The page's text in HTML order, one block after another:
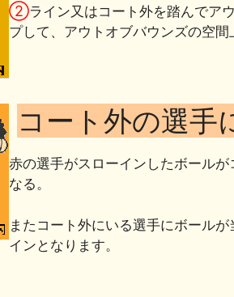
②ライン又はコート外を踏んでア
プして、アウトオブバウンズの空
コート外の選手
赤の選手がスローインしたボール
なる。
またコート外にいる選手にボール
インとなります。